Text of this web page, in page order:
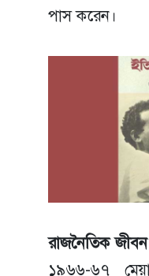
পাস করেন।
রাজনৈতিক জীবন
১৯৬৬-৬৭